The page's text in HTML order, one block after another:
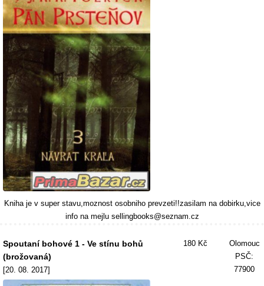
Kniha je v super stavu,moznost osobniho prevzeti!!zasilam na dobirku,vice
info na mejlu sellingbooks@seznam.cz
Spoutaní bohové 1 - Ve stínu bohů
(brožovaná)
[20. 08. 2017]
180 Kč
Olomouc
PSČ:
77900